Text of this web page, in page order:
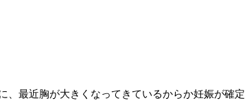
、最近胸が大きくなってきているからか妊娠が確定